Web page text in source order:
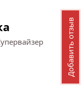
Добавить отзыв